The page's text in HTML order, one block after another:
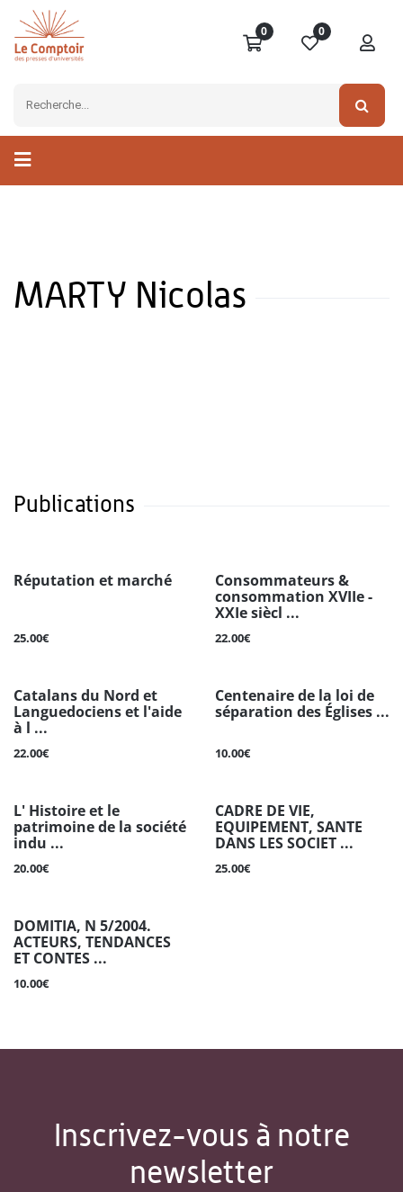
0 0
MARTY Nicolas
Publications
Réputation et marché
25.00€
Consommateurs &
consommation XVIIe -
XXIe siècl ...
22.00€
Catalans du Nord et
Languedociens et l'aide
à l ...
22.00€
Centenaire de la loi de
séparation des Églises ...
10.00€
L' Histoire et le
patrimoine de la société
indu ...
20.00€
CADRE DE VIE,
EQUIPEMENT, SANTE
DANS LES SOCIET ...
25.00€
DOMITIA, N 5/2004.
ACTEURS, TENDANCES
ET CONTES ...
10.00€
Inscrivez-vous à notre
newsletter